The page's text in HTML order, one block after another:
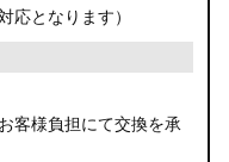
応となります）
客様負担にて交換を承